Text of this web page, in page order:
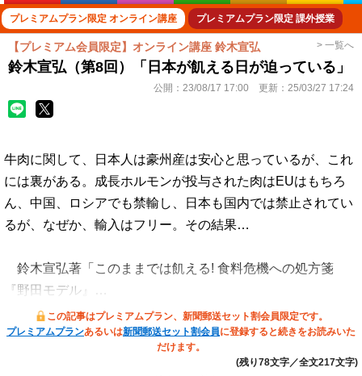
ボートレース 競輪 オートレース
プレミアムプラン限定 オンライン講座 プレミアムプラン限定 課外授業
【プレミアム会員限定】オンライン講座 鈴木宣弘 > 一覧へ
鈴木宣弘（第8回）「日本が飢える日が迫っている」
公開： 23/08/17 17:00 更新： 25/03/27 17:24
牛肉に関して、日本人は豪州産は安心と思っているが、これ
には裏がある。成長ホルモンが投与された肉はEUはもちろ
ん、中国、ロシアでも禁輸し、日本も国内では禁止されてい
るが、なぜか、輸入はフリー。その結果…
鈴木宣弘著「このままでは飢える! 食料危機への処方箋
『野田モデル』…
この記事はプレミアムプラン、新聞郵送セット割会員限定です。
プレミアムプランあるいは新聞郵送セット割会員に登録すると続きをお読みいた
だけます。
(残り78文字／全文217文字)